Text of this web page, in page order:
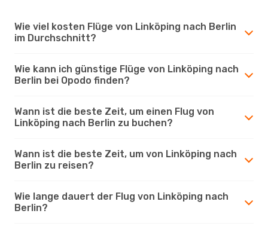
Wie viel kosten Flüge von Linköping nach Berlin
im Durchschnitt?
Wie kann ich günstige Flüge von Linköping nach
Berlin bei Opodo finden?
Wann ist die beste Zeit, um einen Flug von
Linköping nach Berlin zu buchen?
Wann ist die beste Zeit, um von Linköping nach
Berlin zu reisen?
Wie lange dauert der Flug von Linköping nach
Berlin?